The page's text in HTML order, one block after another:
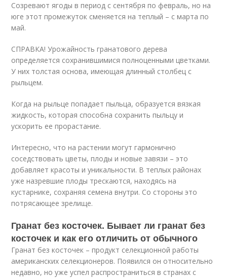
Созревают ягоды в период с сентября по февраль, но на
юге этот промежуток сменяется на теплый – с марта по
май.
СПРАВКА! Урожайность гранатового дерева
определяется сохранившимися полноценными цветками.
У них толстая основа, имеющая длинный столбец с
рыльцем.
Когда на рыльце попадает пыльца, образуется вязкая
жидкость, которая способна сохранить пыльцу и
ускорить ее прорастание.
Интересно, что на растении могут гармонично
соседствовать цветы, плоды и новые завязи – это
добавляет красоты и уникальности. В теплых районах
уже назревшие плоды трескаются, находясь на
кустарнике, сохраняя семена внутри. Со стороны это
потрясающее зрелище.
Гранат без косточек. Бывает ли гранат без
косточек и как его отличить от обычного
Гранат без косточек – продукт селекционной работы
американских селекционеров. Появился он относительно
недавно, но уже успел распространиться в странах с